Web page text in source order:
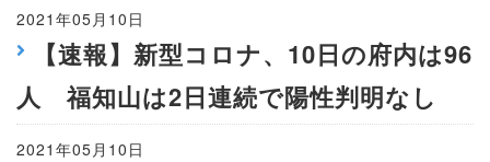
2021年05月10日
【速報】新型コロナ、10日の府内は96
人 福知山は2日連続で陽性判明なし
2021年05月10日